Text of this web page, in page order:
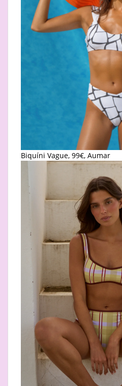
Biquíni Vague, 99€, Aumar